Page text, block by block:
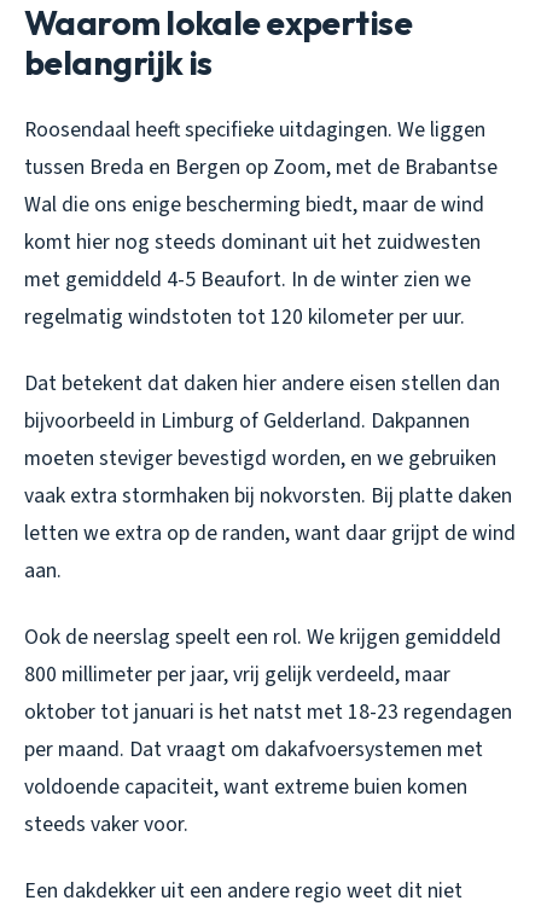
Waarom lokale expertise
belangrijk is
Roosendaal heeft specifieke uitdagingen. We liggen
tussen Breda en Bergen op Zoom, met de Brabantse
Wal die ons enige bescherming biedt, maar de wind
komt hier nog steeds dominant uit het zuidwesten
met gemiddeld 4-5 Beaufort. In de winter zien we
regelmatig windstoten tot 120 kilometer per uur.
Dat betekent dat daken hier andere eisen stellen dan
bijvoorbeeld in Limburg of Gelderland. Dakpannen
moeten steviger bevestigd worden, en we gebruiken
vaak extra stormhaken bij nokvorsten. Bij platte daken
letten we extra op de randen, want daar grijpt de wind
aan.
Ook de neerslag speelt een rol. We krijgen gemiddeld
800 millimeter per jaar, vrij gelijk verdeeld, maar
oktober tot januari is het natst met 18-23 regendagen
per maand. Dat vraagt om dakafvoersystemen met
voldoende capaciteit, want extreme buien komen
steeds vaker voor.
Een dakdekker uit een andere regio weet dit niet